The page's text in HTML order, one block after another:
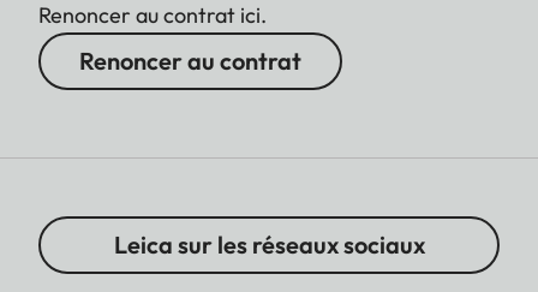
Renoncer au contrat ici.
Renoncer au contrat
Leica sur les réseaux sociaux